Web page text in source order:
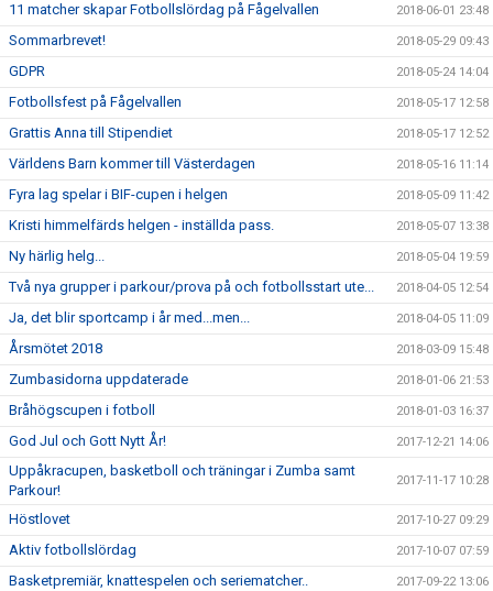
11 matcher skapar Fotbollslördag på Fågelvallen 2018-06-01 23:48
Sommarbrevet! 2018-05-29 09:43
GDPR 2018-05-24 14:04
Fotbollsfest på Fågelvallen 2018-05-17 12:58
Grattis Anna till Stipendiet 2018-05-17 12:52
Världens Barn kommer till Västerdagen 2018-05-16 11:14
Fyra lag spelar i BIF-cupen i helgen 2018-05-09 11:42
Kristi himmelfärds helgen - inställda pass. 2018-05-07 13:38
Ny härlig helg... 2018-05-04 19:59
Två nya grupper i parkour/prova på och fotbollsstart ute... 2018-04-05 12:54
Ja, det blir sportcamp i år med...men... 2018-04-05 11:09
Årsmötet 2018 2018-03-09 15:48
Zumbasidorna uppdaterade 2018-01-06 21:53
Bråhögscupen i fotboll 2018-01-03 16:37
God Jul och Gott Nytt År! 2017-12-21 14:06
Uppåkracupen, basketboll och träningar i Zumba samt
Parkour!
2017-11-17 10:28
Höstlovet 2017-10-27 09:29
Aktiv fotbollslördag 2017-10-07 07:59
Basketpremiär, knattespelen och seriematcher.. 2017-09-22 13:06